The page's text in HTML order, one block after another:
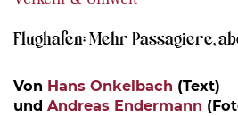
Flughafen: Mehr Passagiere,
Von Hans Onkelbach (Text)
und Andreas Endermann